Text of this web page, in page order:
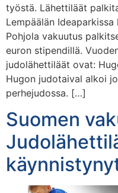
työstä. Lähettiläät
Lempäälän
Pohjola vakuutus
euron stipendillä.
judolähettiläät ovat:
Hugon judotaival alkoi
perhejudossa. […]
Suomen